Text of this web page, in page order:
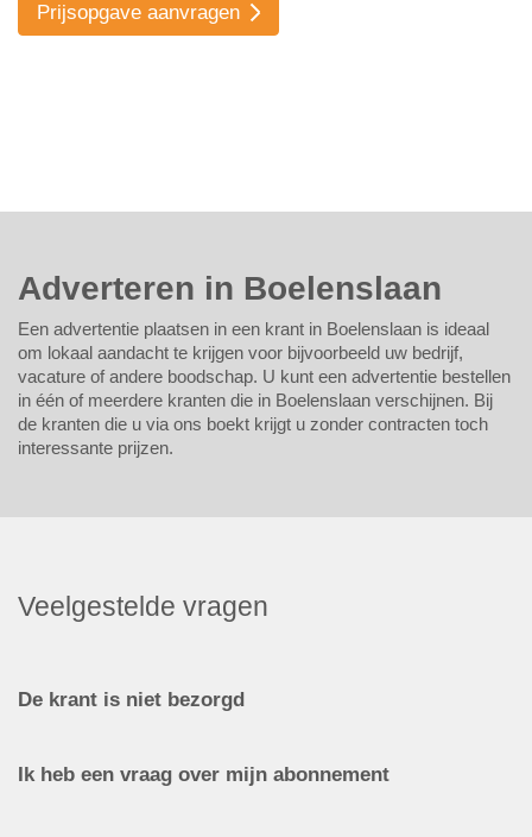
Prijsopgave aanvragen
Adverteren in Boelenslaan
Een advertentie plaatsen in een krant in Boelenslaan is ideaal
om lokaal aandacht te krijgen voor bijvoorbeeld uw bedrijf,
vacature of andere boodschap. U kunt een advertentie bestellen
in één of meerdere kranten die in Boelenslaan verschijnen. Bij
de kranten die u via ons boekt krijgt u zonder contracten toch
interessante prijzen.
Veelgestelde vragen
De krant is niet bezorgd
Ik heb een vraag over mijn abonnement